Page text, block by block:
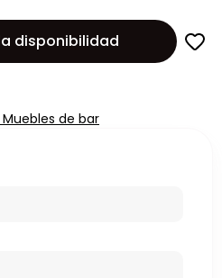
disponibilidad
de bar